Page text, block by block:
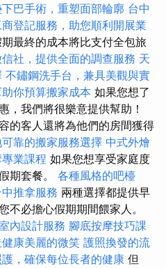
巴手術，重塑面部輪廓 台中
登記服務，助您順利開展業
最終的成本將比支付全包旅
社，提供全面的調查服務 天
不鏽鋼洗手台，兼具美觀與實
你預算搬家成本 如果您想了
，我們將很樂意提供幫助！
的客人還將為他們的房間獲得
靠的搬家服務選擇 中式外燴
業課程 如果您想享受家庭度
期套餐。 各種風格的吧檯
中推拿服務 兩種選擇都提供早
不必擔心假期期間餵家人。
內設計服務 腳底按摩技巧課
康美麗的微笑 護照換發的流
，確保每位長者的健康 但